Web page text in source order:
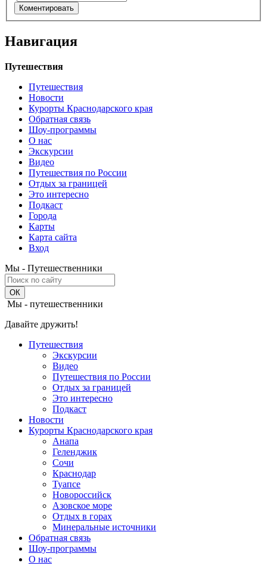
Навигация
Путешествия
Путешествия
Новости
Курорты Краснодарского края
Обратная связь
Шоу-программы
О нас
Экскурсии
Видео
Путешествия по России
Отдых за границей
Это интересно
Подкаст
Города
Карты
Карта сайта
Вход
Мы - Путешественники
Мы - путешественники
Давайте дружить!
Путешествия
Экскурсии
Видео
Путешествия по России
Отдых за границей
Это интересно
Подкаст
Новости
Курорты Краснодарского края
Анапа
Геленджик
Сочи
Краснодар
Туапсе
Новороссийск
Азовское море
Отдых в горах
Минеральные источники
Обратная связь
Шоу-программы
О нас